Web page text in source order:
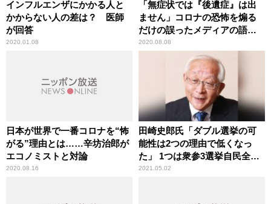
インフルエンザにかかる人と
かからない人の差は？ 医師
が回答
2020.01.08
「無症状では『後遺症』は出
ません」コロナの恐怖を煽る
だけの誤ったメディアの語法
に辛坊治郎が異議
2020.08.08
日本が世界で一番コロナを“怖
がる”理由とは……辛坊治郎が
エコノミストと対論
2020.08.16
田崎史郎氏「ダブル選挙の可
能性は2つの理由で低くなっ
た」 1つは衆参3選挙自民全敗
で、もう1つは
2021.05.02